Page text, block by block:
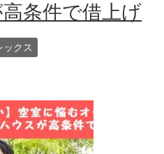
条件で借上げ
ックス